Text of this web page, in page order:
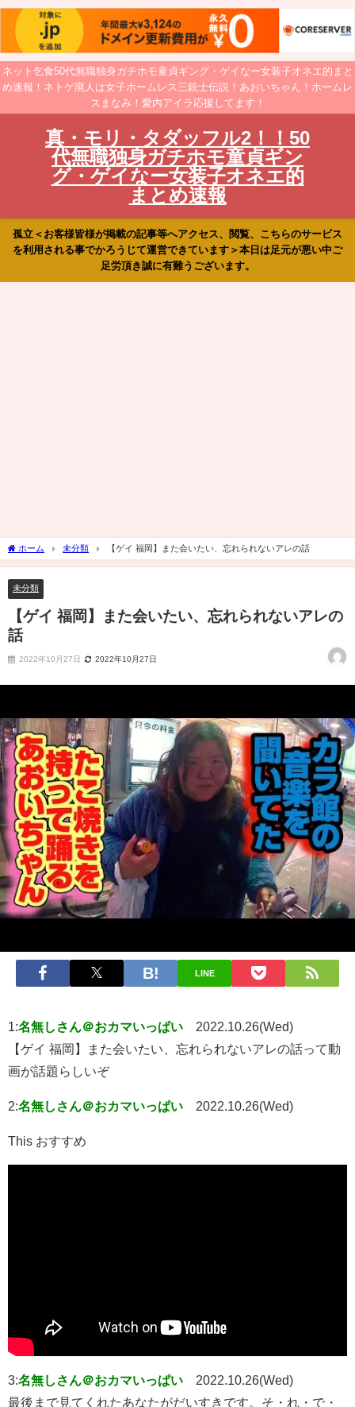
ネット乞食50代無職独身ガチホモ童貞ギング・ゲイなー女装子オネエ的まと
め速報！ネトゲ廃人は女子ホームレス三銃士伝説！あおいちゃん！ホームレ
スまなみ！愛内アイラ応援してます！
真・モリ・タダッフル2！！50
代無職独身ガチホモ童貞ギン
グ・ゲイなー女装子オネエ的
まとめ速報
孤立＜お客様皆様が掲載の記事等へアクセス、閲覧、こちらのサービス
を利用される事でかろうじて運営できています＞本日は足元が悪い中ご
足労頂き誠に有難うございます。
ホーム 未分類 【ゲイ 福岡】また会いたい、忘れられないアレの話
未分類
【ゲイ 福岡】また会いたい、忘れられないアレの
話
2022年10月27日 2022年10月27日
LINE
1:名無しさん＠おカマいっぱい
2022.10.26(Wed)
【ゲイ 福岡】また会いたい、忘れられないアレの話って動
画が話題らしいぞ
2:名無しさん＠おカマいっぱい 2022.10.26(Wed)
This おすすめ
3:名無しさん＠おカマいっぱい
2022.10.26(Wed)
最後まで見てくれたあなたがだいすきです。そ・れ・で・